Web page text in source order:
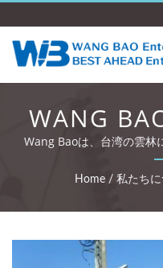
WANG
の専門知識
文房具と
い
Wang Baoは、台湾の雲林
ギフトを
Home / 私たちに